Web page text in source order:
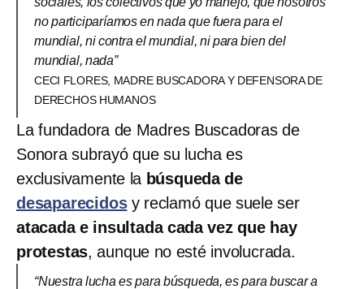
no participaríamos en nada que fuera para el
mundial, ni contra el mundial, ni para bien del
mundial, nada”
CECI FLORES, MADRE BUSCADORA Y DEFENSORA DE
DERECHOS HUMANOS
La fundadora de Madres Buscadoras de
Sonora subrayó que su lucha es
exclusivamente la búsqueda de
desaparecidosy reclamó que suele ser
atacada e insultada cada vez que hay
protestas, aunque no esté involucrada.
“Nuestra lucha es para búsqueda, es para buscar a